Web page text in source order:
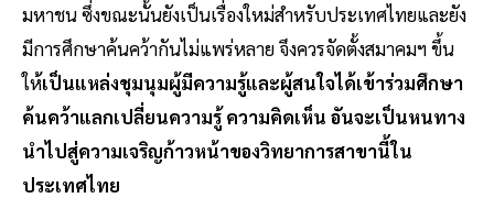
มหาชน ซึ่งขณะนั้นยังเป็นเรื่องใหม่สำหรับประเทศไทยและยัง
มีการศึกษาค้นคว้ากันไม่แพร่หลาย จึงควรจัดตั้งสมาคมฯ ขึ้น
ให้เป็นแหล่งชุมนุมผู้มีความรู้และผู้สนใจได้เข้าร่วมศึกษา
ค้นคว้าแลกเปลี่ยนความรู้ ความคิดเห็น อันจะเป็นหนทาง
นำไปสู่ความเจริญก้าวหน้าของวิทยาการสาขานี้ใน
ประเทศไทย